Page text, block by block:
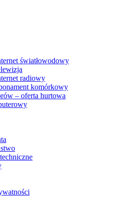
światłowodowy
radiowy
komórkowy
– oferta hurtowa